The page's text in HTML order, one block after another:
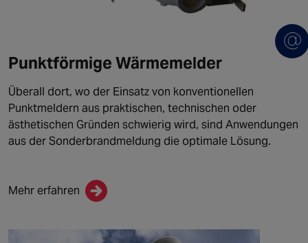
Punktförmige Wärmemelder
Überall dort, wo der Einsatz von konventionellen
Punktmeldern aus praktischen, technischen oder
ästhetischen Gründen schwierig wird, sind Anwendungen
aus der Sonderbrandmeldung die optimale Lösung.
Mehr erfahren